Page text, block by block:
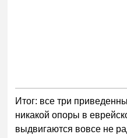
Итог: все три
никакой опоры в
выдвигаются вовсе не